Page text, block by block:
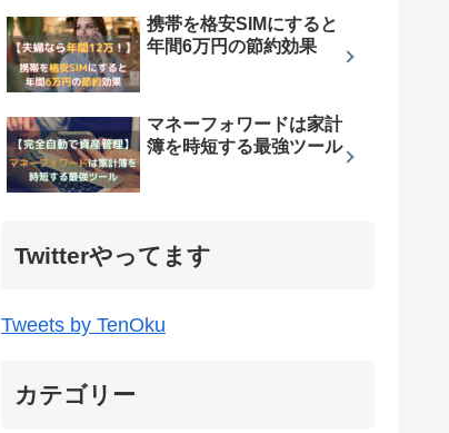
携帯を格安SIMにすると
年間6万円の節約効果
マネーフォワードは家計
簿を時短する最強ツール
Twitterやってます
Tweets by TenOku
カテゴリー